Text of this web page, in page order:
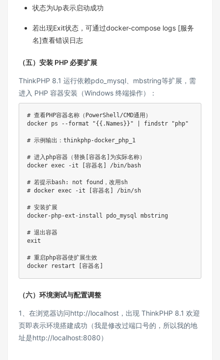
状态为Up表示启动成功​
若出现Exit状态，可通过docker-compose logs [服务
名]查看错误日志​
（五）安装 PHP 必要扩展​
ThinkPHP 8.1 运行依赖pdo_mysql、mbstring等扩展，需
进入 PHP 容器安装（Windows 终端操作）：​
# 查看PHP容器名称（PowerShell/CMD通用）
docker ps --format "{ {.Names}}" | findstr "php"
# 示例输出：thinkphp-docker_php_1
# 进入php容器（替换[容器名]为实际名称）
docker exec -it [容器名] /bin/bash
# 若提示bash: not found，改用sh
# docker exec -it [容器名] /bin/sh
# 安装扩展
docker-php-ext-install pdo_mysql mbstring
# 退出容器
exit
# 重启php容器使扩展生效
docker restart [容器名]
（六）环境测试与配置调整​
1、在浏览器访问http://localhost ，出现 ThinkPHP 8.1 欢迎
页即表示环境搭建成功​（我是修改过端口号的，所以我的地
址是http://localhost:8080）